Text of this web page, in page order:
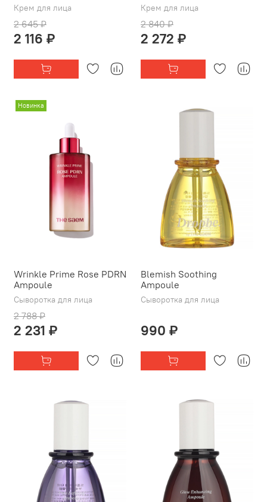
Крем для лица
2 645 ₽
2 116 ₽
Крем для лица
2 840 ₽
2 272 ₽
Новинка
Wrinkle Prime Rose PDRN
Ampoule
Сыворотка для лица
2 788 ₽
2 231 ₽
Blemish Soothing
Ampoule
Сыворотка для лица
990 ₽